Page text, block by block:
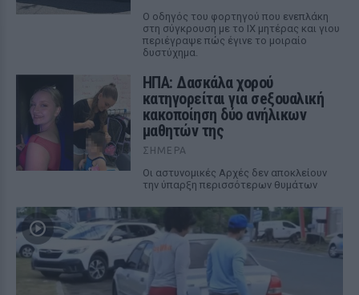
Ο οδηγός του φορτηγού που ενεπλάκη
στη σύγκρουση με το ΙΧ μητέρας και γιου
περιέγραψε πώς έγινε το μοιραίο
δυστύχημα.
ΗΠΑ: Δασκάλα χορού
κατηγορείται για σeξουαλική
κακοποίηση δύο ανήλικων
μαθητών της
ΣΉΜΕΡΑ
Οι αστυνομικές Αρχές δεν αποκλείουν
την ύπαρξη περισσότερων θυμάτων